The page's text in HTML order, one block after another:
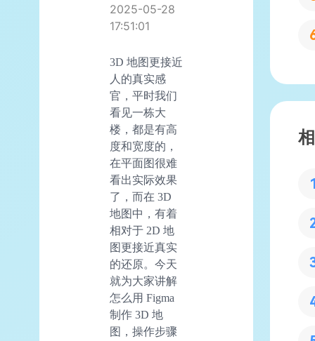
2025-05-28
17:51:01
3D 地图更接近
人的真实感
官，平时我们
看见一栋大
楼，都是有高
度和宽度的，
在平面图很难
看出实际效果
了，而在 3D
地图中，有着
相对于 2D 地
图更接近真实
的还原。今天
就为大家讲解
怎么用 Figma
制作 3D 地
图，操作步骤